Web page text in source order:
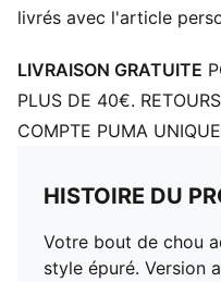
livrés avec l'article
LIVRAISON GRATUITE
PLUS DE 40€.
COMPTE PUMA
HISTOIRE DU
Votre bout de chou
style épuré. Version